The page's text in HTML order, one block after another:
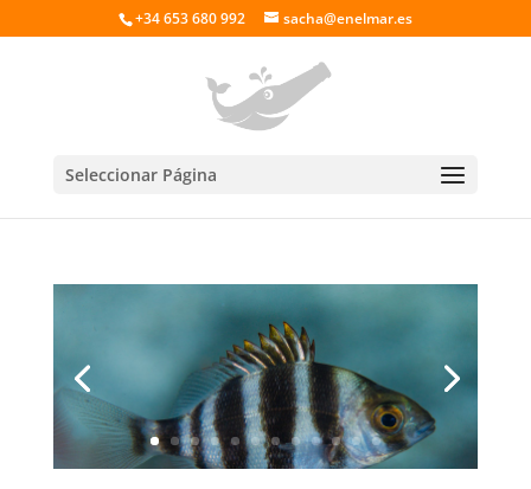
+34 653 680 992 sacha@enelmar.es
Seleccionar Página